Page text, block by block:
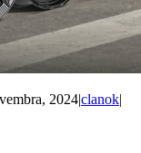
2024|clanok|